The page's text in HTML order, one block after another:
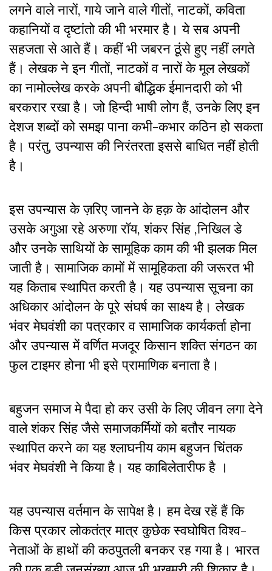
लगने वाले नारों, गाये जाने वाले गीतों, नाटकों, कविता
कहानियों व दृष्टांतो की भी भरमार है। ये सब अपनी
सहजता से आते हैं। कहीं भी जबरन ठूंसे हुए नहीं लगते
हैं। लेखक ने इन गीतों, नाटकों व नारों के मूल लेखकों
का नामोल्लेख करके अपनी बौद्धिक ईमानदारी को भी
बरकरार रखा है। जो हिन्दी भाषी लोग हैं, उनके लिए इन
देशज शब्दों को समझ पाना कभी-कभार कठिन हो सकता
है। परंतु, उपन्यास की निरंतरता इससे बाधित नहीं होती
है।
इस उपन्यास के ज़रिए जानने के हक़ के आंदोलन और
उसके अगुआ रहे अरुणा रॉय, शंकर सिंह ,निखिल डे
और उनके साथियों के सामूहिक काम की भी झलक मिल
जाती है। सामाजिक कामों में सामूहिकता की जरूरत भी
यह किताब स्थापित करती है। यह उपन्यास सूचना का
अधिकार आंदोलन के पूरे संघर्ष का साक्ष्य है। लेखक
भंवर मेघवंशी का पत्रकार व सामाजिक कार्यकर्ता होना
और उपन्यास में वर्णित मजदूर किसान शक्ति संगठन का
फुल टाइमर होना भी इसे प्रामाणिक बनाता है।
बहुजन समाज मे पैदा हो कर उसी के लिए जीवन लगा देने
वाले शंकर सिंह जैसे समाजकर्मियों को बतौर नायक
स्थापित करने का यह श्लाघनीय काम बहुजन चिंतक
भंवर मेघवंशी ने किया है। यह काबिलेतारीफ है ।
यह उपन्यास वर्तमान के सापेक्ष है। हम देख रहें हैं कि
किस प्रकार लोकतंत्र मात्र कुछेक स्वघोषित विश्व-
नेताओं के हाथों की कठपुतली बनकर रह गया है। भारत